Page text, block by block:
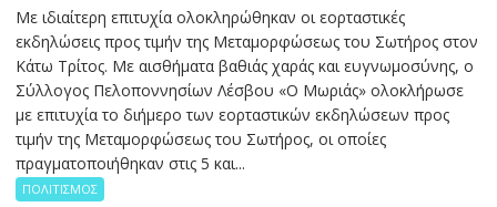
Με ιδιαίτερη επιτυχία ολοκληρώθηκαν οι εορταστικές
εκδηλώσεις προς τιμήν της Μεταμορφώσεως του Σωτήρος στον
Κάτω Τρίτος. Με αισθήματα βαθιάς χαράς και ευγνωμοσύνης, ο
Σύλλογος Πελοποννησίων Λέσβου «Ο Μωριάς» ολοκλήρωσε
με επιτυχία το διήμερο των εορταστικών εκδηλώσεων προς
τιμήν της Μεταμορφώσεως του Σωτήρος, οι οποίες
πραγματοποιήθηκαν στις 5 και...
ΠΟΛΙΤΙΣΜΟΣ